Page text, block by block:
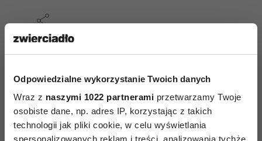
Odpowiedzialne wykorzystanie Twoich danych
Wraz z naszymi 1022 partnerami przetwarzamy Twoje
osobiste dane, np. adres IP, korzystając z takich
technologii jak pliki cookie, w celu wyświetlania
spersonalizowanych reklam i treści, analizowania tychże,